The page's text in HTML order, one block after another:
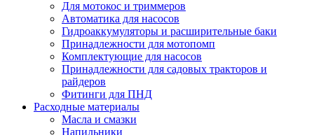
Для мотокос и триммеров
Автоматика для насосов
Гидроаккумуляторы и расширительные баки
Принадлежности для мотопомп
Комплектующие для насосов
Принадлежности для садовых тракторов и
райдеров
Фитинги для ПНД
Расходные материалы
Масла и смазки
Напильники